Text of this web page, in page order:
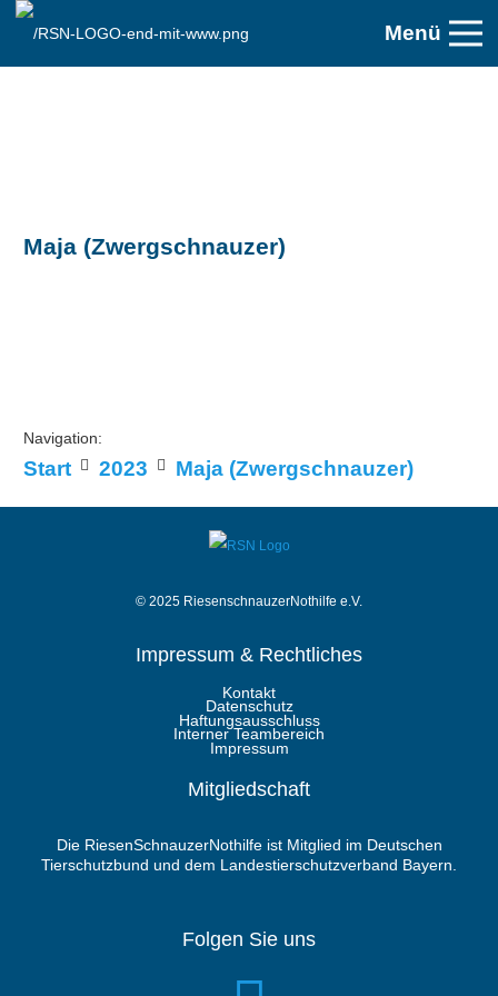
Menü
Maja (Zwergschnauzer)
Navigation:
Start 2023 Maja (Zwergschnauzer)
© 2025 RiesenschnauzerNothilfe e.V.
Impressum & Rechtliches
Kontakt
Datenschutz
Haftungsausschluss
Interner Teambereich
Impressum
Mitgliedschaft
Die RiesenSchnauzerNothilfe ist Mitglied im Deutschen
Tierschutzbund und dem Landestierschutzverband Bayern.
Folgen Sie uns